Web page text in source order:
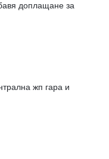
доплащане за
жп гара и